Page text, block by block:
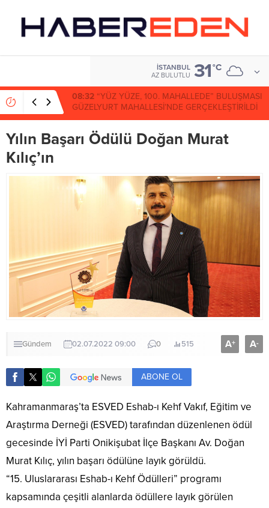
İSTANBUL
AZ BULUTLU 31°C
08:32 “YÜZ YÜZE, 100. MAHALLEDE” BULUŞMASI
GÜZELYURT MAHALLESİ’NDE GERÇEKLEŞTİRİLDİ
Yılın Başarı Ödülü Doğan Murat
Kılıç’ın
Gündem 02.07.2022 09:00 0 515 A+ A-
ABONE OL
Kahramanmaraş’ta ESVED Eshab-ı Kehf Vakıf, Eğitim ve
Araştırma Derneği (ESVED) tarafından düzenlenen ödül
gecesinde İYİ Parti Onikişubat İlçe Başkanı Av. Doğan
Murat Kılıç, yılın başarı ödülüne layık görüldü.
“15. Uluslararası Eshab-ı Kehf Ödülleri” programı
kapsamında çeşitli alanlarda ödüllere layık görülen